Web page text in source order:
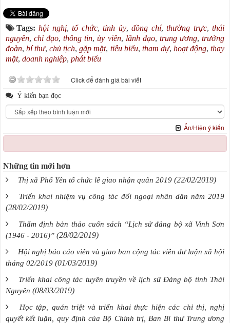
Tags:hội nghị,tổ chức,tỉnh ủy,đồng chí,thường trực,thái
nguyên,chỉ đạo,thông tin,ủy viên, lãnh đạo, trung ương,trưởng
đoàn,bí thư,chủ tịch,gặp mặt, tiêu biểu, tham dự, hoạt động,thay
mặt, doanh nghiệp, phát biểu
Click để đánh giá bài viết
Ý kiến bạn đọc
Ẩn/Hiện ý kiến
Những tin mới hơn
Thị xã Phổ Yên tổ chức lễ giao nhận quân 2019 (22/02/2019)
Triển khai nhiệm vụ công tác đối ngoại nhân dân năm 2019
(28/02/2019)
Thẩm định bản thảo cuốn sách “Lịch sử đảng bộ xã Vinh Sơn
(1946 - 2016)” (28/02/2019)
Hội nghị báo cáo viên và giao ban cộng tác viên dư luận xã hội
tháng 02/2019 (01/03/2019)
Triển khai công tác tuyên truyền về lịch sử Đảng bộ tỉnh Thái
Nguyên (08/03/2019)
Học tập, quán triệt và triển khai thực hiện các chỉ thị, nghị
quyết kết luận, quy định của Bộ Chính trị, Ban Bí thư Trung ương